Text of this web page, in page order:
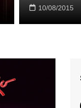
Rociclei
10/08/2015